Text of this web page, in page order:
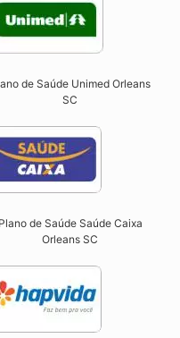
de Saúde Unimed Orleans
SC
Plano de Saúde Saúde Caixa
Orleans SC​